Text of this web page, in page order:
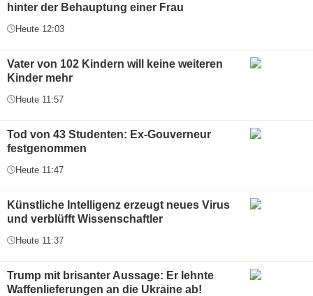
hinter der Behauptung einer Frau
Heute 12:03
Vater von 102 Kindern will keine weiteren
Kinder mehr
Heute 11:57
Tod von 43 Studenten: Ex-Gouverneur
festgenommen
Heute 11:47
Künstliche Intelligenz erzeugt neues Virus
und verblüfft Wissenschaftler
Heute 11:37
Trump mit brisanter Aussage: Er lehnte
Waffenlieferungen an die Ukraine ab!